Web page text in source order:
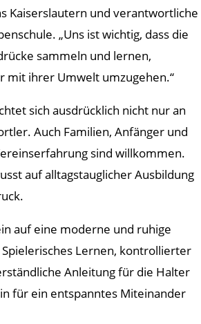
Kaiserslautern und verantwortliche
„Uns ist wichtig, dass die
sammeln und lernen,
mit ihrer Umwelt umzugehen.“
sich ausdrücklich nicht nur an
Auch Familien, Anfänger und
sind willkommen.
auf alltagstauglicher Ausbildung
auf eine moderne und ruhige
Lernen, kontrollierter
Anleitung für die Halter
für ein entspanntes Miteinander